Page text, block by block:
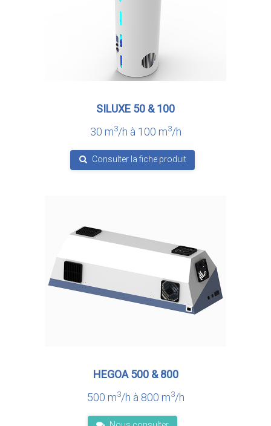
SILUXE 50 & 100
30 m3/h à 100 m3/h
Consulter la fiche produit
HEGOA 500 & 800
500 m3/h à 800 m3/h